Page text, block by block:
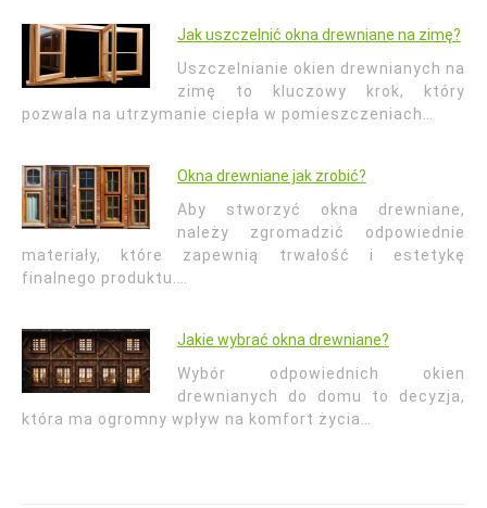
Jak uszczelnić okna drewniane na zimę?
Uszczelnianie okien drewnianych na
zimę to kluczowy krok, który
pozwala na utrzymanie ciepła w pomieszczeniach…
Okna drewniane jak zrobić?
Aby stworzyć okna drewniane,
należy zgromadzić odpowiednie
materiały, które zapewnią trwałość i estetykę
finalnego produktu.…
Jakie wybrać okna drewniane?
Wybór odpowiednich okien
drewnianych do domu to decyzja,
która ma ogromny wpływ na komfort życia…